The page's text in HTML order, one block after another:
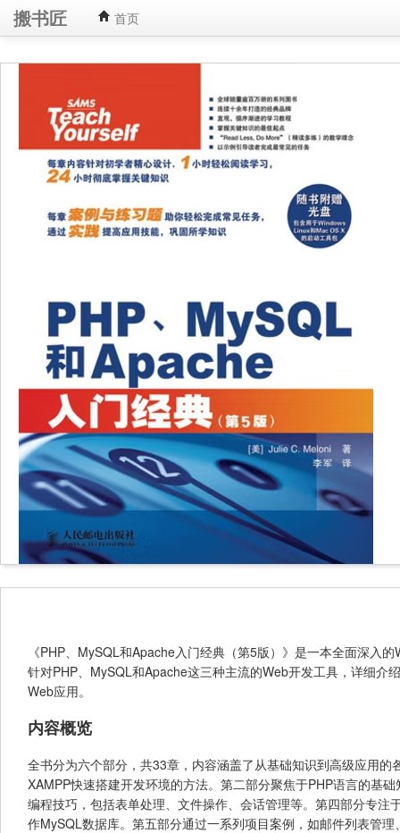
搬书匠 首页
《PHP、MySQL和Apache入门经典（第5版）》是一本全面深入
针对PHP、MySQL和Apache这三种主流的Web开发工具，详细介
Web应用。
内容概览
全书分为六个部分，共33章，内容涵盖了从基础知识到高级应用
XAMPP快速搭建开发环境的方法。第二部分聚焦于PHP语言的基
编程技巧，包括表单处理、文件操作、会话管理等。第四部分专
作MySQL数据库。第五部分通过一系列项目案例，如邮件列表管